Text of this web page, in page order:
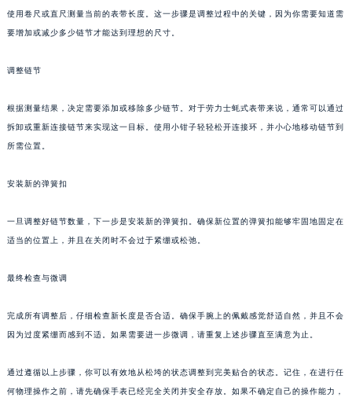
使用卷尺或直尺测量当前的表带长度。这一步骤是调整过程中的关键，因为你需要知道需
要增加或减少多少链节才能达到理想的尺寸。
调整链节
根据测量结果，决定需要添加或移除多少链节。对于劳力士蚝式表带来说，通常可以通过
拆卸或重新连接链节来实现这一目标。使用小钳子轻轻松开连接环，并小心地移动链节到
所需位置。
安装新的弹簧扣
一旦调整好链节数量，下一步是安装新的弹簧扣。确保新位置的弹簧扣能够牢固地固定在
适当的位置上，并且在关闭时不会过于紧绷或松弛。
最终检查与微调
完成所有调整后，仔细检查新长度是否合适。确保手腕上的佩戴感觉舒适自然，并且不会
因为过度紧绷而感到不适。如果需要进一步微调，请重复上述步骤直至满意为止。
通过遵循以上步骤，你可以有效地从松垮的状态调整到完美贴合的状态。记住，在进行任
何物理操作之前，请先确保手表已经完全关闭并安全存放。如果不确定自己的操作能力，